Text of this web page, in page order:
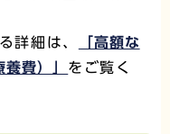
詳細は、
「高額な
費）」 をご覧く